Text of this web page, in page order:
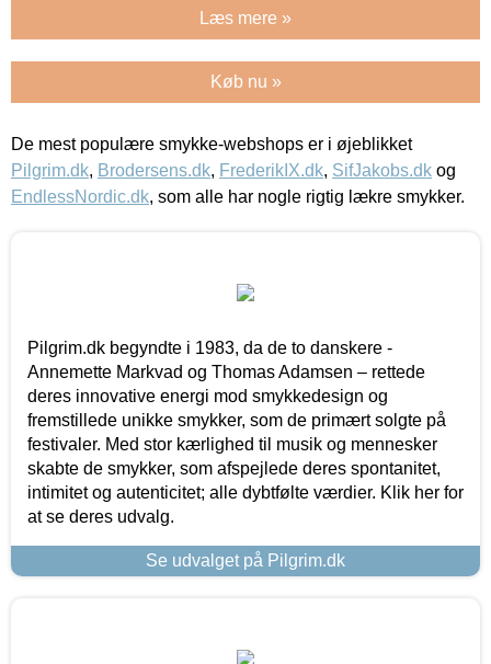
Læs mere »
Køb nu »
De mest populære smykke-webshops er i øjeblikket
Pilgrim.dk, Brodersens.dk, FrederikIX.dk, SifJakobs.dk og
EndlessNordic.dk, som alle har nogle rigtig lækre smykker.
Pilgrim.dk begyndte i 1983, da de to danskere -
Annemette Markvad og Thomas Adamsen – rettede
deres innovative energi mod smykkedesign og
fremstillede unikke smykker, som de primært solgte på
festivaler. Med stor kærlighed til musik og mennesker
skabte de smykker, som afspejlede deres spontanitet,
intimitet og autenticitet; alle dybtfølte værdier. Klik her for
at se deres udvalg.
Se udvalget på Pilgrim.dk